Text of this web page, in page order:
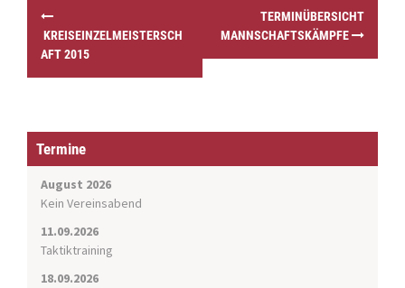
n
g
KREISEINZELMEISTERSCH
AFT 2015
TERMINÜBERSICHT
MANNSCHAFTSKÄMPFE
Termine
August 2026
Kein Vereinsabend
11.09.2026
Taktiktraining
18.09.2026